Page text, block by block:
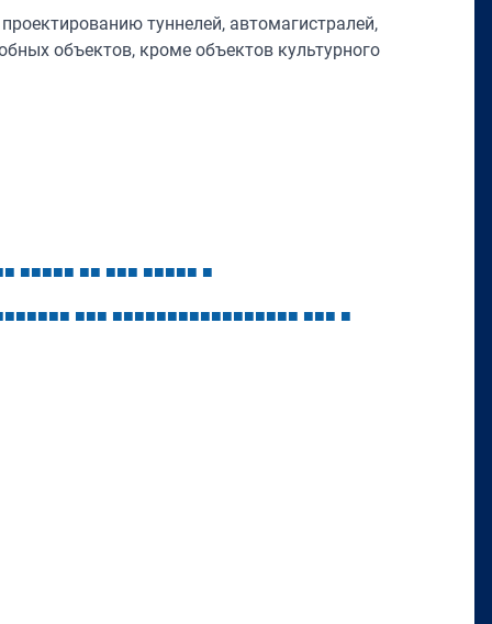
туннелей, автомагистралей,
объектов, кроме объектов культурного
■ ■■■■■ ■■ ■■■ ■■■■■ ■
■■■■■■ ■■■ ■■■■■■■■■■■■■■■■■ ■■■ ■